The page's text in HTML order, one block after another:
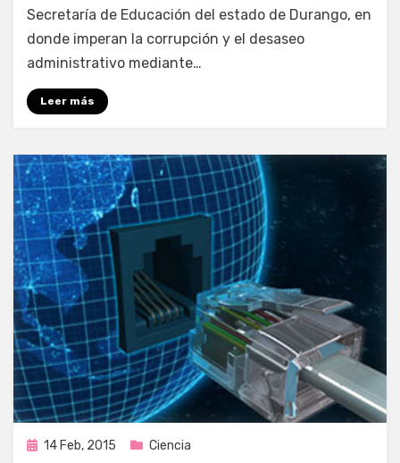
Secretaría de Educación del estado de Durango, en
donde imperan la corrupción y el desaseo
administrativo mediante…
Leer más
Publicada
14 Feb, 2015 Ciencia